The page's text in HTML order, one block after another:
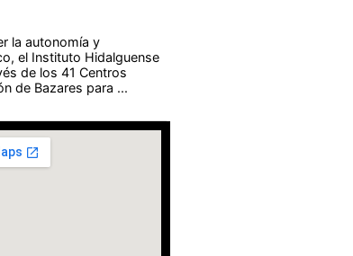
la autonomía y
el Instituto Hidalguense
de los 41 Centros
de Bazares para ...